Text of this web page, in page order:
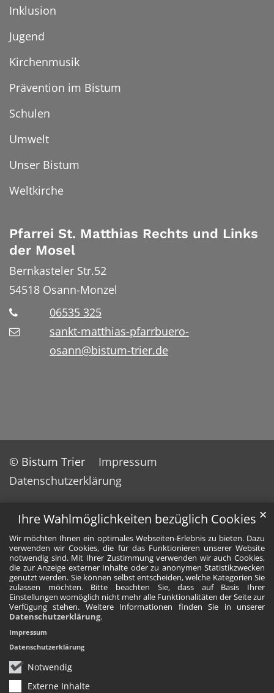
Ihre Wahlmöglichkeiten bezüglich Cookies
Wir möchten Ihnen ein optimales Webseiten-Erlebnis zu bieten. Dazu
verwenden wir Cookies, die für das Funktionieren unserer Website
notwendig sind. Mit Ihrer Zustimmung verwenden wir auch Cookies,
die zur Anzeige externer Inhalte oder zu anonymen Statistikzwecken
genutzt werden. Sie können selbst entscheiden, welche Kategorien Sie
zulassen möchten. Bitte beachten Sie, dass auf Basis Ihrer
Einstellungen womöglich nicht mehr alle Funktionalitäten der Seite zur
Verfügung stehen. Weitere Informationen finden Sie in unserer
Datenschutzerklärung.
Notwendig
Externe Inhalte
✕
Impressum
Datenschutzerklärung
Inklusion
Jugend
Kirchenmusik
Prävention im Bistum
Schulen
Umwelt
Unser Bistum
Weltkirche
Pfarrei St. Matthias Rechts und Links
der Mosel
Bernkasteler Str.52
54518 Osann-Monzel
06535 325
sankt-matthias-pfarrbuero-
osann@bistum-trier.de
© Bistum Trier
Impressum
Datenschutzerklärung